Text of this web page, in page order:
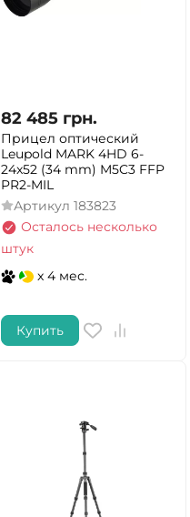
82 485 грн.
Прицел оптический
Leupold MARK 4HD 6-
24x52 (34 mm) M5C3 FFP
PR2-MIL
Артикул 183823
Осталось несколько
штук
x 4 мес.
Купить